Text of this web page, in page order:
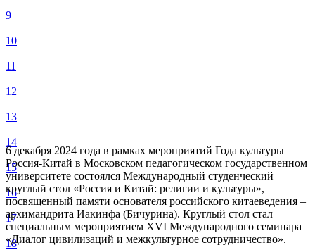
9
10
11
12
13
14
15
16
17
18
6 декабря 2024 года в рамках мероприятий Года культуры
Россия-Китай в Московском педагогическом государственном
университете состоялся Международный студенческий
круглый стол «Россия и Китай: религии и культуры»,
посвященный памяти основателя российского китаеведения –
архимандрита Иакинфа (Бичурина). Круглый стол стал
специальным мероприятием XVI Международного семинара
«Диалог цивилизаций и межкультурное сотрудничество».